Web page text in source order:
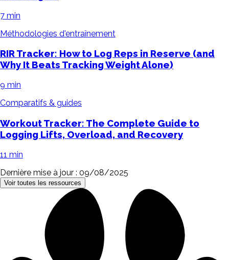
7 min
Méthodologies d'entraînement
RIR Tracker: How to Log Reps in Reserve (and
Why It Beats Tracking Weight Alone)
9 min
Comparatifs & guides
Workout Tracker: The Complete Guide to
Logging Lifts, Overload, and Recovery
11 min
Dernière mise à jour : 09/08/2025
Voir toutes les ressources